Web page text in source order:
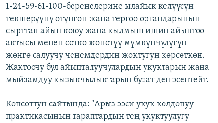
1-24-59-61-100-беренелерине ылайык келүүсүн
текшерүүнү өтүнгөн жана тергөө органдарынын
сырттан айып коюу жана кылмыш ишин айыптоо
актысы менен сотко жөнөтүү мүмкүнчүлүгүн
жөнгө салуучу ченемдердин жоктугун көрсөткөн.
Жактоочу бул айыпталуучулардын укуктарын жана
мыйзамдуу кызыкчылыктарын бузат деп эсептейт.
Консоттун сайтында: "Арыз ээси укук колдонуу
практикасынын тараптардын тең укуктуулугу